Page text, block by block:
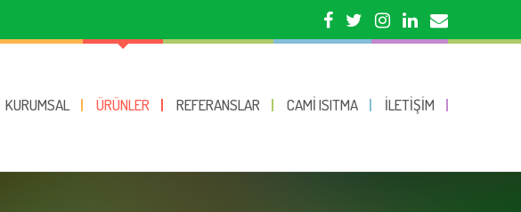
KURUMSAL ÜRÜNLER REFERANSLAR CAMI ISITMA İLETIŞIM